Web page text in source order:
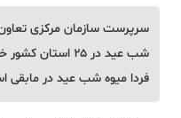
سرپرست سازمان مرکزی تعاون
شب عید در ۲۵
فردا میوه شب عید در مابقی